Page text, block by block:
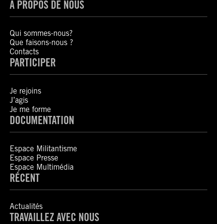
A PROPOS DE NOUS
Qui sommes-nous?
Que faisons-nous ?
Contacts
PARTICIPER
Je rejoins
J’agis
Je me forme
DOCUMENTATION
Espace Militantisme
Espace Presse
Espace Multimédia
RÉCENT
Actualités
TRAVAILLEZ AVEC NOUS